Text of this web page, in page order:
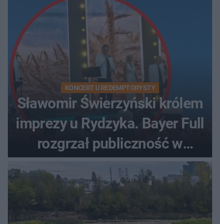
KONCERT U REDEMPTORYSTY
Sławomir Świerzyński królem
imprezy u Rydzyka. Bayer Full
rozgrzał publiczność w
Toruniu